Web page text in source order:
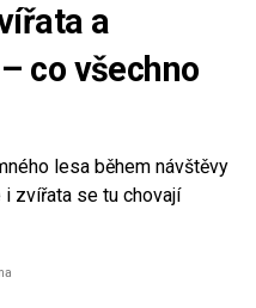
a
co všechno
lesa během návštěvy
zvířata se tu chovají